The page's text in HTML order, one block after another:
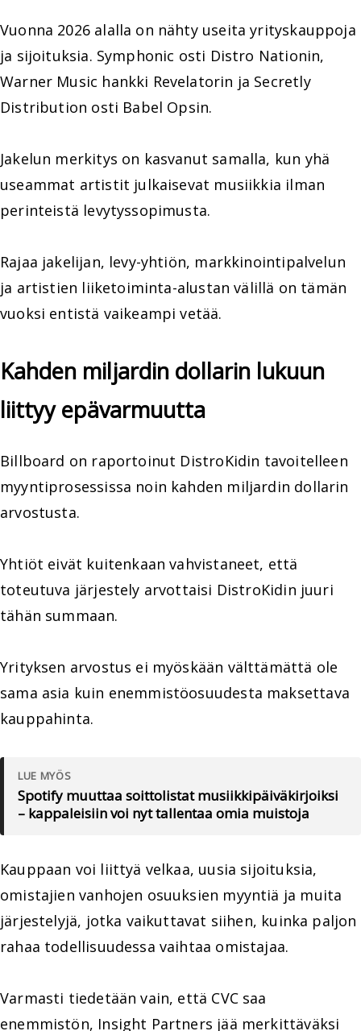
Vuonna 2026 alalla on nähty useita yrityskauppoja
ja sijoituksia. Symphonic osti Distro Nationin,
Warner Music hankki Revelatorin ja Secretly
Distribution osti Babel Opsin.
Jakelun merkitys on kasvanut samalla, kun yhä
useammat artistit julkaisevat musiikkia ilman
perinteistä levytyssopimusta.
Rajaa jakelijan, levy-yhtiön, markkinointipalvelun
ja artistien liiketoiminta-alustan välillä on tämän
vuoksi entistä vaikeampi vetää.
Kahden miljardin dollarin lukuun
liittyy epävarmuutta
Billboard on raportoinut DistroKidin tavoitelleen
myyntiprosessissa noin kahden miljardin dollarin
arvostusta.
Yhtiöt eivät kuitenkaan vahvistaneet, että
toteutuva järjestely arvottaisi DistroKidin juuri
tähän summaan.
Yrityksen arvostus ei myöskään välttämättä ole
sama asia kuin enemmistöosuudesta maksettava
kauppahinta.
LUE MYÖS
Spotify muuttaa soittolistat musiikkipäiväkirjoiksi
– kappaleisiin voi nyt tallentaa omia muistoja
Kauppaan voi liittyä velkaa, uusia sijoituksia,
omistajien vanhojen osuuksien myyntiä ja muita
järjestelyjä, jotka vaikuttavat siihen, kuinka paljon
rahaa todellisuudessa vaihtaa omistajaa.
Varmasti tiedetään vain, että CVC saa
enemmistön, Insight Partners jää merkittäväksi